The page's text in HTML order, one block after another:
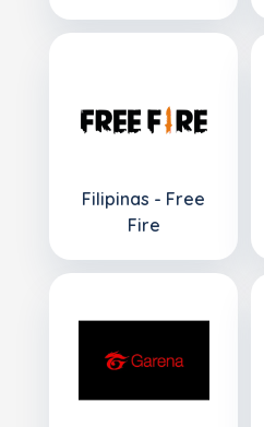
Filipinas - Free
Fire